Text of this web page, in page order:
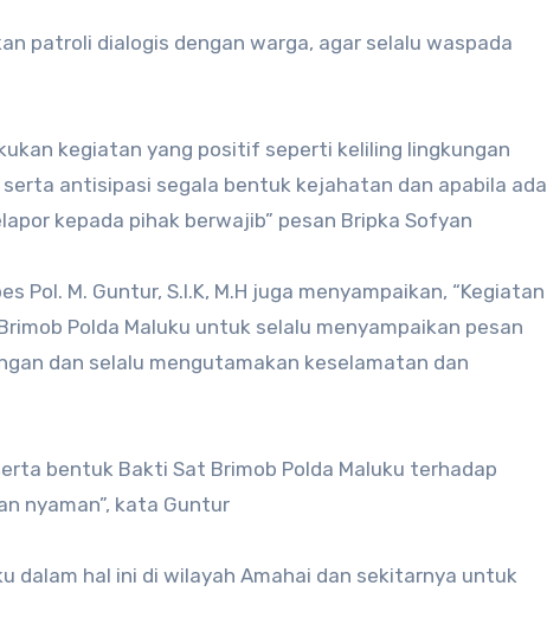
patroli dialogis dengan warga, agar selalu waspada
kegiatan yang positif seperti keliling lingkungan
antisipasi segala bentuk kejahatan dan apabila ada
kepada pihak berwajib” pesan Bripka Sofyan
M. Guntur, S.I.K, M.H juga menyampaikan, “Kegiatan
Polda Maluku untuk selalu menyampaikan pesan
dan selalu mengutamakan keselamatan dan
bentuk Bakti Sat Brimob Polda Maluku terhadap
nyaman”, kata Guntur
dalam hal ini di wilayah Amahai dan sekitarnya untuk